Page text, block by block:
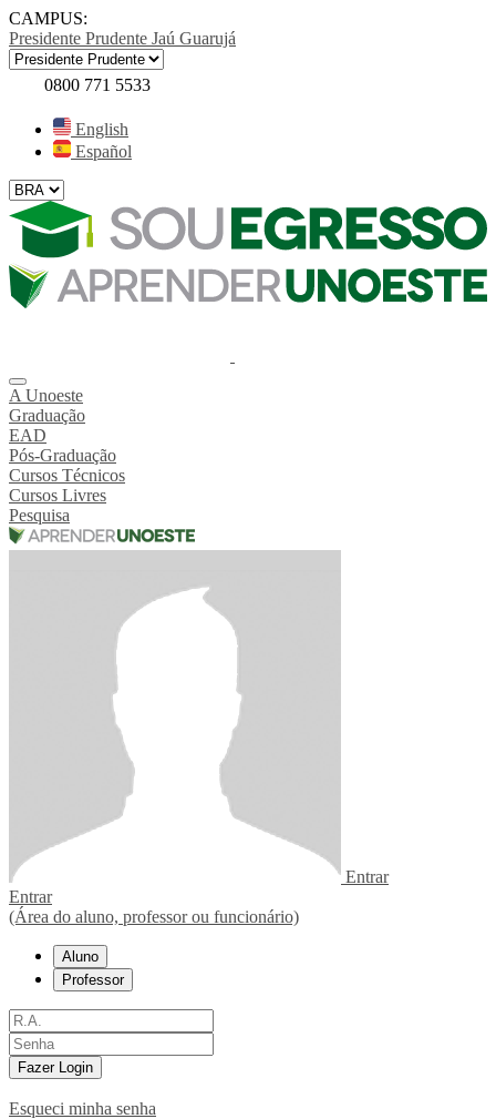
CAMPUS:
Presidente Prudente Jaú Guarujá
0800 771 5533
English
Español
A Unoeste
Graduação
EAD
Pós-Graduação
Cursos Técnicos
Cursos Livres
Pesquisa
Entrar
Entrar
(Área do aluno, professor ou funcionário)
Aluno
Professor
Fazer Login
Esqueci minha senha